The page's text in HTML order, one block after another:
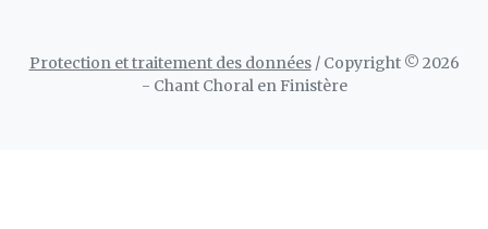
Protection et traitement des données/ Copyright © 2026
- Chant Choral en Finistère